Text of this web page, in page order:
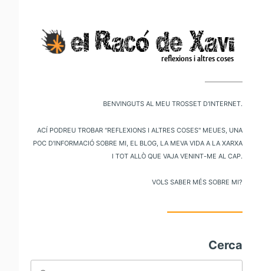
Benvinguts al meu trosset d'internet.
Ací podreu trobar "reflexions i altres coses" meues, una
poc d'informació sobre mi, el blog, la meva vida a la xarxa
i tot allò que vaja venint-me al cap.
Vols saber més sobre mi?
Cerca